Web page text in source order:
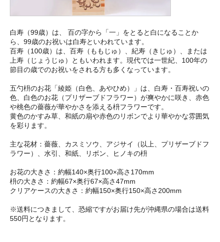
白寿（99歳）は、 百の字から「一」をとると白になることか
ら、99歳のお祝いは白寿といわれています。
百寿（100歳）は、百寿（ももじゅ）、紀寿（きじゅ）、または
上寿（じょうじゅ）ともいわれます。現代では一世紀、100年の
節目の歳でのお祝いをされる方も多くなっています。
五勺枡のお花「綾姫（白色、あやひめ）」は、白寿・百寿祝いの
色、白色のお花（プリザーブドフラワー）が爽やかに咲き、赤色
や桃色の薔薇が華やかさを添える枡フラワーです。
黄色のかすみ草、和紙の扇や赤色のリボンでより華やかな雰囲気
を彩ります。
主な花材：薔薇、カスミソウ、アジサイ（以上、プリザーブドフ
ラワー）、水引、和紙、リボン、ヒノキの枡
お花の大きさ：約幅140×奥行100×高さ170mm
枡の大きさ：約幅67×奥行67×高さ47mm
クリアケースの大きさ：約幅150×奥行150×高さ200mm
※送料につきまして、恐縮ですがお届け先が沖縄県の場合は送料
550円となります。